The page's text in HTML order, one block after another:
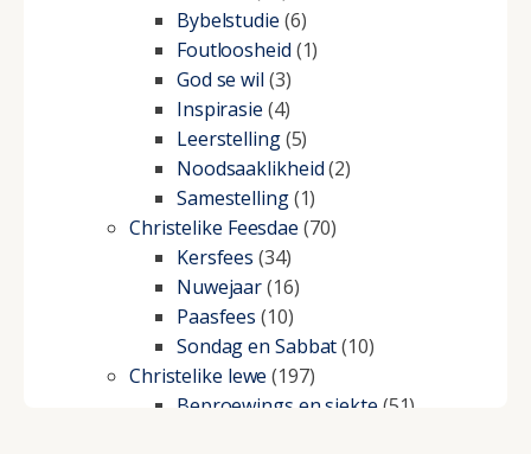
Bybelstudie (6)
Foutloosheid (1)
God se wil (3)
Inspirasie (4)
Leerstelling(5)
Noodsaaklikheid(2)
Samestelling(1)
Christelike Feesdae (70)
Kersfees (34)
Nuwejaar(16)
Paasfees (10)
Sondag en Sabbat(10)
Christelike lewe (197)
Beproewings en siekte (51)